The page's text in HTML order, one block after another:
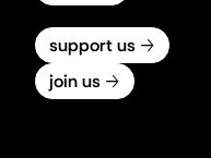
support us
join us